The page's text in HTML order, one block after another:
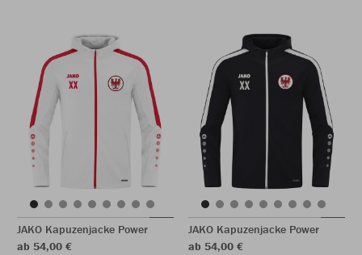
JAKO Kapuzenjacke Power
ab 54,00 €
JAKO Kapuzenjacke Power
ab 54,00 €